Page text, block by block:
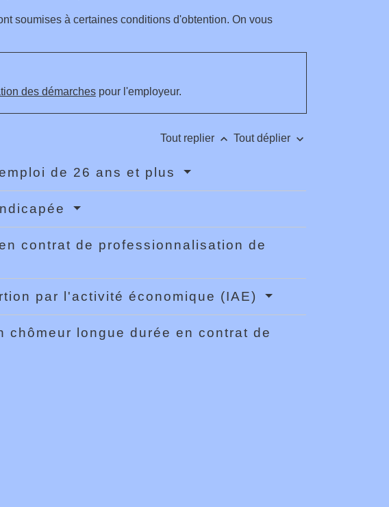
soumises à certaines conditions d'obtention. On vous
des démarchespour l'employeur.
Tout replier keyboard_arrow_up Tout déplier keyboard_arrow_down
de 26 ans et plus
contrat de professionnalisation de
par l'activité économique (IAE)
longue durée en contrat de